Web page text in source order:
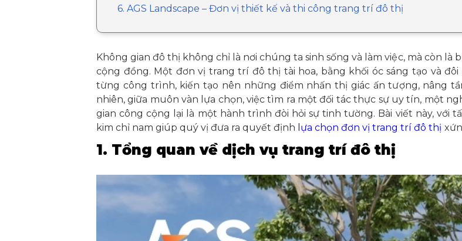
6. AGS Landscape – Đơn vị thiết kế và thi công trang trí đô thị
Không gian đô thị không chỉ là nơi chúng ta sinh sống và làm việc, mà còn là
cộng đồng. Một đơn vị trang trí đô thị tài hoa, bằng khối óc sáng tạo và
từng công trình, kiến tạo nên những điểm nhấn thị giác ấn tượng, nâng
nhiên, giữa muôn vàn lựa chọn, việc tìm ra một đối tác thực sự uy tín, một
gian công cộng lại là một hành trình đòi hỏi sự tinh tường. Bài viết này, với
kim chỉ nam giúp quý vị đưa ra quyết định lựa chọn đơn vị trang trí đô thị
1. Tổng quan về dịch vụ trang trí đô thị